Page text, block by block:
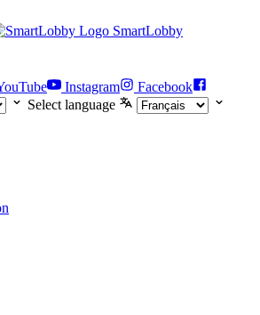
SmartLobby
Instagram
Facebook
Select language